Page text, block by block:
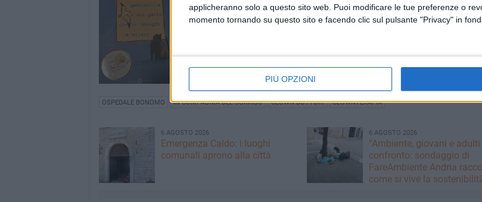
applicheranno solo a questo sito web. Puoi modificare le tue preferenze o
momento tornando su questo sito e facendo clic sul pulsante "Privacy" in
PIÙ OPZIONI
OSPEDALE BONOMO IN COMPAGNIA DEL SORRISO CLOWN DOTTORI CLOWNTERAPIA
6 AGOSTO 2026
Emergenza Caldo: i luoghi
comunali aprono alla città
6 AGOSTO 2026
“Ambiente, giovani e adulti
confronto: sondaggio di
FareAmbiente Andria
come si vive la